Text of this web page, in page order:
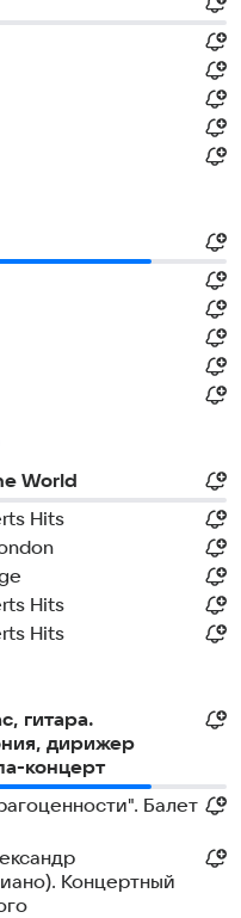
World
Hits
Hits
Hits
гитара.
дирижер
концерт
Балет
Концертный